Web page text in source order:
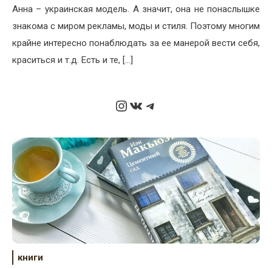
Анна – украинская модель. А значит, она не понаслышке
знакома с миром рекламы, моды и стиля. Поэтому многим
крайне интересно понаблюдать за ее манерой вести себя,
краситься и т.д. Есть и те, […]
Instagram
ВКонтакте
Telegram
книги